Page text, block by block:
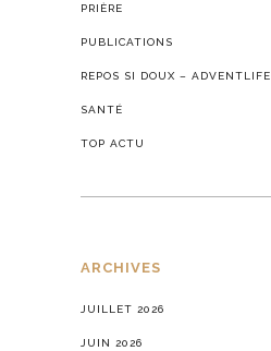
PRIÈRE
PUBLICATIONS
REPOS SI DOUX – ADVENTLIFE
SANTÉ
TOP ACTU
ARCHIVES
JUILLET 2026
JUIN 2026